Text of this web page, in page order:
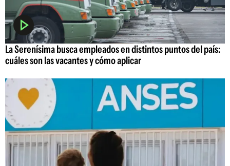
La Serenísima busca empleados en distintos puntos del país:
cuáles son las vacantes y cómo aplicar